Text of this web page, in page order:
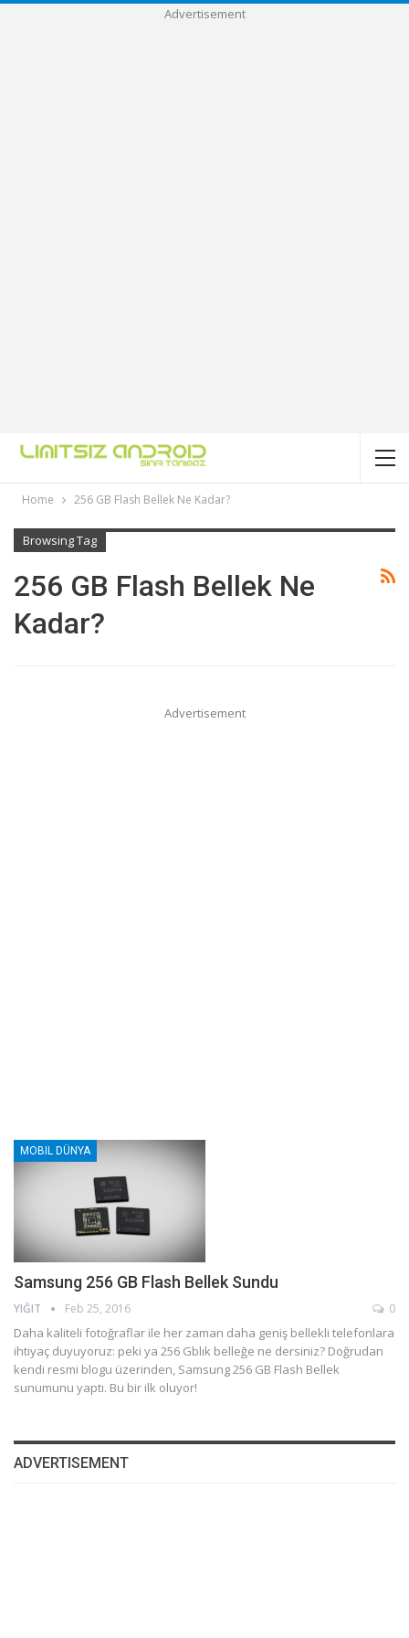
Advertisement
Home 256 GB Flash Bellek Ne Kadar?
Browsing Tag
256 GB Flash Bellek Ne
Kadar?
Advertisement
MOBIL DÜNYA
Samsung 256 GB Flash Bellek Sundu
YIĞIT Feb 25, 2016 0
Daha kaliteli fotoğraflar ile her zaman daha geniş bellekli telefonlara
ihtiyaç duyuyoruz: peki ya 256 Gblık belleğe ne dersiniz? Doğrudan
kendi resmi blogu üzerinden, Samsung 256 GB Flash Bellek
sunumunu yaptı. Bu bir ilk oluyor!
ADVERTISEMENT